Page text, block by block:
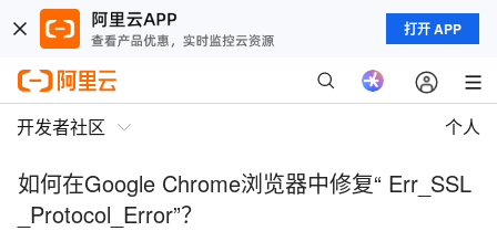
打开 APP
开发者社区 个人
如何在Google Chrome浏览器中修复“ Err_SSL
_Protocol_Error”？